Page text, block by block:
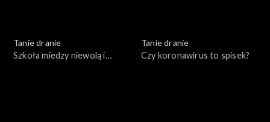
Tanie dranie
Szkoła miedzy niewolą i
Tanie dranie
Czy koronawirus to spisek?